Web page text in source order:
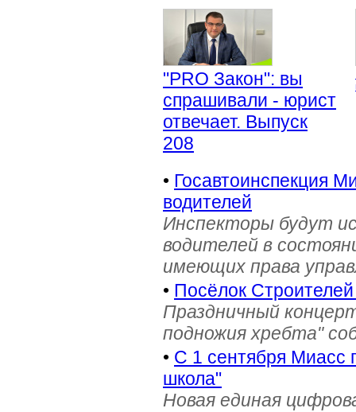
"PRO Закон": вы
спрашивали - юрист
отвечает. Выпуск
208
• Госавтоинспекция
водителей
Инспекторы будут
водителей в
имеющих права
• Посёлок
Праздничный
подножия хребта"
• С 1 сентября Миасс
школа"
Новая единая